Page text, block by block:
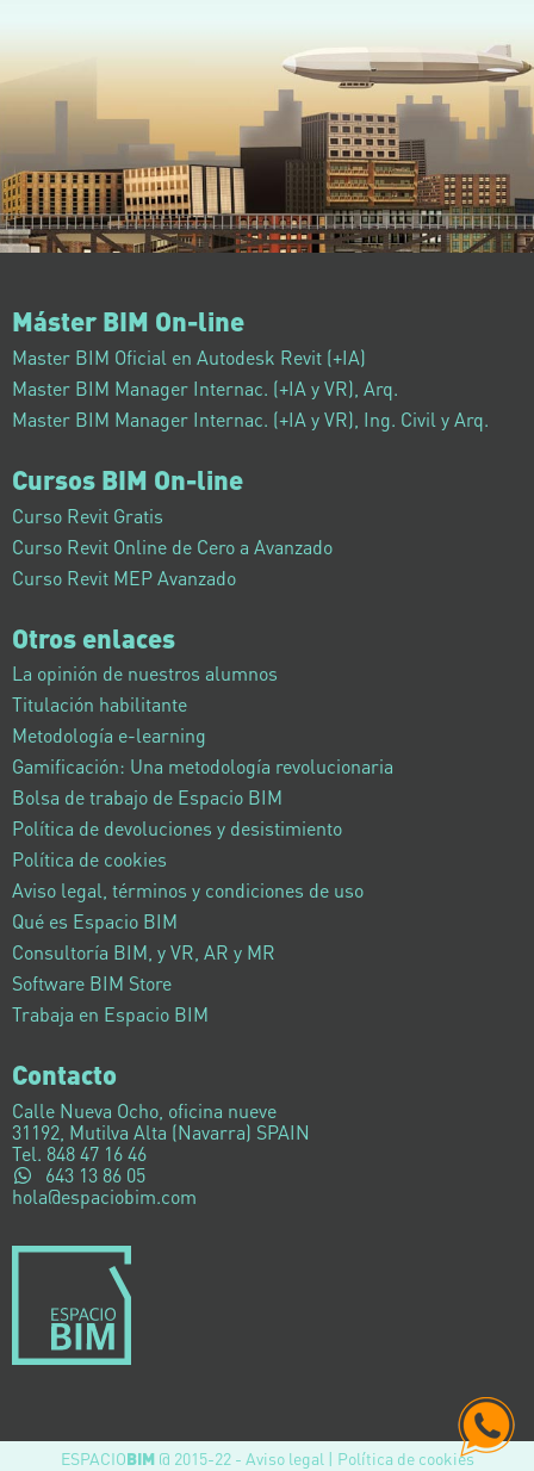
Máster BIM On-line
Master BIM Oficial en Autodesk Revit (+IA)
Master BIM Manager Internac. (+IA y VR), Arq.
Master BIM Manager Internac. (+IA y VR), Ing. Civil y Arq.
Cursos BIM On-line
Curso Revit Gratis
Curso Revit Online de Cero a Avanzado
Curso Revit MEP Avanzado
Otros enlaces
La opinión de nuestros alumnos
Titulación habilitante
Metodología e-learning
Gamificación: Una metodología revolucionaria
Bolsa de trabajo de Espacio BIM
Política de devoluciones y desistimiento
Política de cookies
Aviso legal, términos y condiciones de uso
Qué es Espacio BIM
Consultoría BIM, y VR, AR y MR
Software BIM Store
Trabaja en Espacio BIM
Contacto
Calle Nueva Ocho, oficina nueve
31192, Mutilva Alta (Navarra) SPAIN
Tel. 848 47 16 46
643 13 86 05
hola@espaciobim.com
ESPACIOBIM@ 2015-22 - Aviso legal | Política de cookies